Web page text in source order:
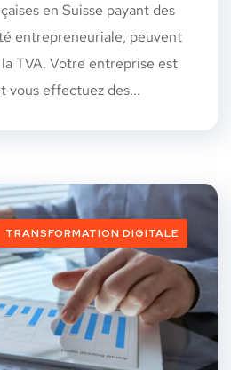
en Suisse payant des
entrepreneuriale, peuvent
TVA. Votre entreprise est
vous effectuez des...
TRANSFORMATION DIGITALE